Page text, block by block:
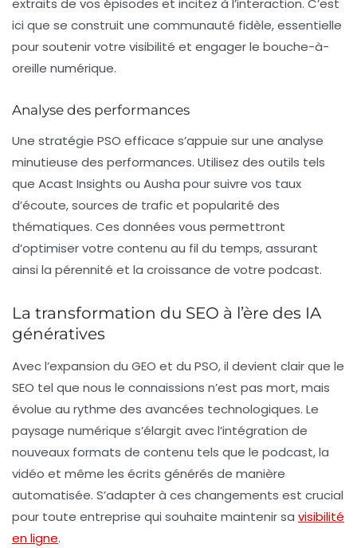
extraits de vos épisodes et incitez à l’interaction. C’est
ici que se construit une communauté fidèle, essentielle
pour soutenir votre visibilité et engager le bouche-à-
oreille numérique.
Analyse des performances
Une stratégie PSO efficace s’appuie sur une analyse
minutieuse des performances. Utilisez des outils tels
que Acast Insights ou Ausha pour suivre vos taux
d’écoute, sources de trafic et popularité des
thématiques. Ces données vous permettront
d’optimiser votre contenu au fil du temps, assurant
ainsi la pérennité et la croissance de votre podcast.
La transformation du SEO à l’ère des IA
génératives
Avec l’expansion du GEO et du PSO, il devient clair que le
SEO tel que nous le connaissions n’est pas mort, mais
évolue au rythme des avancées technologiques. Le
paysage numérique s’élargit avec l’intégration de
nouveaux formats de contenu tels que le podcast, la
vidéo et même les écrits générés de manière
automatisée. S’adapter à ces changements est crucial
pour toute entreprise qui souhaite maintenir sa visibilité
en ligne.